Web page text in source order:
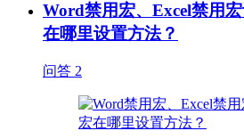
Word禁用宏、Excel禁用
在哪里设置方法？
问答 2